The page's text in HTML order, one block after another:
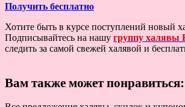
Получить бесплатно
Хотите быть в курсе поступлений новый
Подписывайтесь на нашу группу халявы
следить за самой свежей халявой и
Вам также может понравиться: